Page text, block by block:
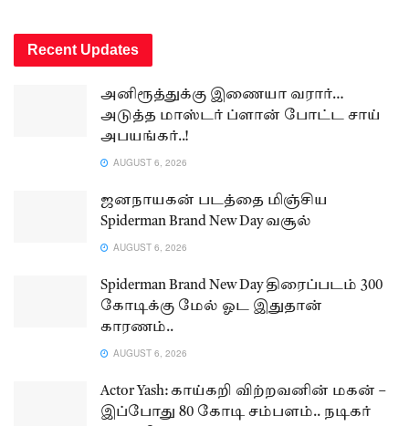
Recent Updates
அனிரூத்துக்கு இணையா வரார்…
அடுத்த மாஸ்டர் ப்ளான் போட்ட சாய்
அபயங்கர்..!
AUGUST 6, 2026
ஜனநாயகன் படத்தை மிஞ்சிய
Spiderman Brand New Day வசூல்
AUGUST 6, 2026
Spiderman Brand New Day திரைப்படம் 300
கோடிக்கு மேல் ஓட இதுதான்
காரணம்..
AUGUST 6, 2026
Actor Yash: காய்கறி விற்றவனின் மகன் –
இப்போது 80 கோடி சம்பளம்.. நடிகர்